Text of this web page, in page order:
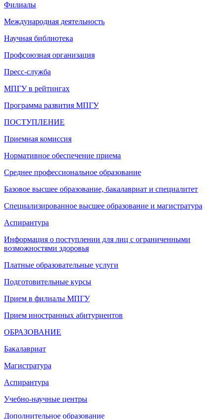
Филиалы
Международная деятельность
Научная библиотека
Профсоюзная организация
Пресс-служба
МПГУ в рейтингах
Программа развития МПГУ
ПОСТУПЛЕНИЕ
Приемная комиссия
Нормативное обеспечение приема
Среднее профессиональное образование
Базовое высшее образование, бакалавриат и специалитет
Специализированное высшее образование и магистратура
Аспирантура
Информация о поступлении для лиц с ограниченными
возможностями здоровья
Платные образовательные услуги
Подготовительные курсы
Прием в филиалы МПГУ
Прием иностранных абитуриентов
ОБРАЗОВАНИЕ
Бакалавриат
Магистратура
Аспирантура
Учебно-научные центры
Дополнительное образование